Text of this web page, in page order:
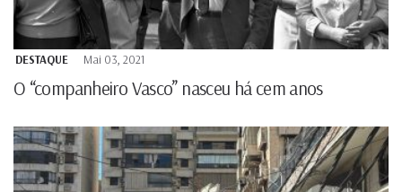
DESTAQUE Mai 03, 2021
O “companheiro Vasco” nasceu há cem anos